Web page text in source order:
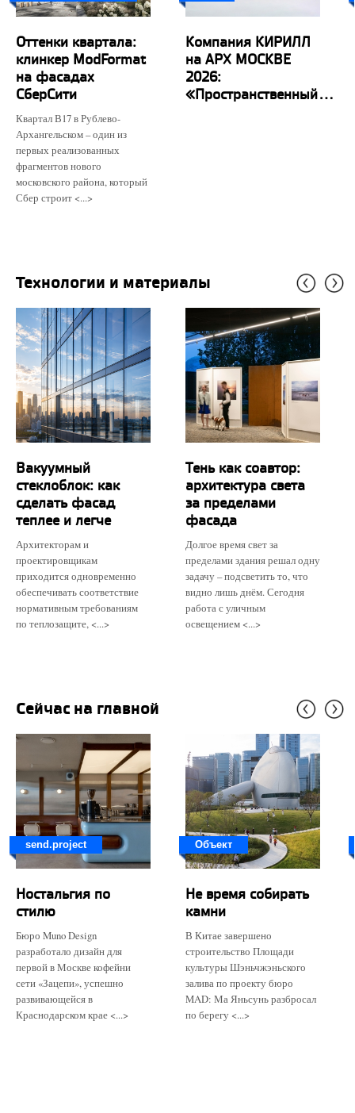
Оттенки квартала:
клинкер ModFormat
на фасадах
СберСити
Квартал В17 в Рублево-
Архангельском – один из
первых реализованных
фрагментов нового
московского района, который
Сбер строит <...>
Компания КИРИЛЛ
на АРХ МОСКВЕ
2026:
«Пространственный...
Технологии и материалы
Вакуумный
стеклоблок: как
сделать фасад
теплее и легче
Архитекторам и
проектировщикам
приходится одновременно
обеспечивать соответствие
нормативным требованиям
по теплозащите, <...>
Тень как соавтор:
архитектура света
за пределами
фасада
Долгое время свет за
пределами здания решал одну
задачу – подсветить то, что
видно лишь днём. Сегодня
работа с уличным
освещением <...>
Сейчас на главной
send.project
Ностальгия по
стилю
Бюро Muno Design
разработало дизайн для
первой в Москве кофейни
сети «Зацепи», успешно
развивающейся в
Краснодарском крае <...>
Объект
Не время собирать
камни
В Китае завершено
строительство Площади
культуры Шэньчжэньского
залива по проекту бюро
MAD: Ма Яньсунь разбросал
по берегу <...>